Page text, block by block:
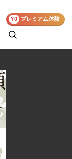
検
¥0 プレミアム体験